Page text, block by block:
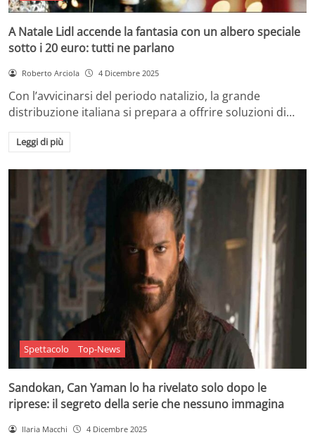
A Natale Lidl accende la fantasia con un albero speciale
sotto i 20 euro: tutti ne parlano
Roberto Arciola 4 Dicembre 2025
Con l’avvicinarsi del periodo natalizio, la grande
distribuzione italiana si prepara a offrire soluzioni di…
Leggi di più
Spettacolo Top-News
Sandokan, Can Yaman lo ha rivelato solo dopo le
riprese: il segreto della serie che nessuno immagina
Ilaria Macchi 4 Dicembre 2025